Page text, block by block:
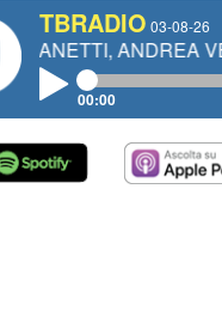
TBRADIO 03-08-26
ANDREA
00:00